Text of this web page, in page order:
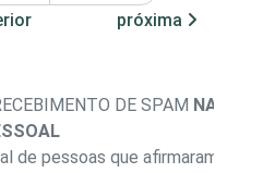
próxima
DE SPAM NA
de pessoas que afirmaram ter